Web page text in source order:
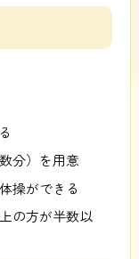
分）を用意
操ができる
の方が半数以